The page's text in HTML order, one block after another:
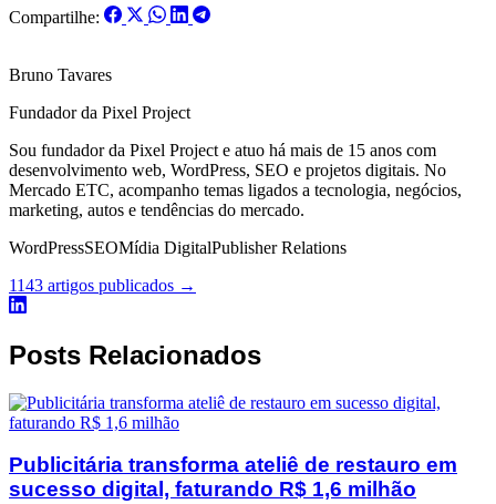
Compartilhe:
Bruno Tavares
Fundador da Pixel Project
Sou fundador da Pixel Project e atuo há mais de 15 anos com
desenvolvimento web, WordPress, SEO e projetos digitais. No
Mercado ETC, acompanho temas ligados a tecnologia, negócios,
marketing, autos e tendências do mercado.
WordPressSEOMídia DigitalPublisher Relations
1143 artigos publicados →
Posts Relacionados
Publicitária transforma ateliê de restauro em
sucesso digital, faturando R$ 1,6 milhão